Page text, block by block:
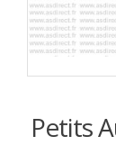
Petits